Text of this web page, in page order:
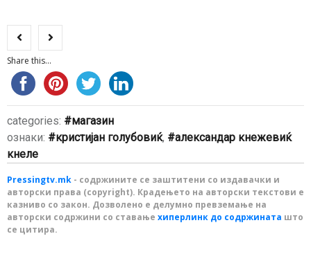
Share this...
categories:
магазин
ознаки:
кристијан голубовиќ,
александар кнежевиќ
кнеле
Pressingtv.mk - содржините се заштитени со издавачки и
авторски права (copyright). Крадењето на авторски текстови е
казниво со закон. Дозволено е делумно превземање на
авторски содржини со ставање хиперлинк до содржината што
се цитира.